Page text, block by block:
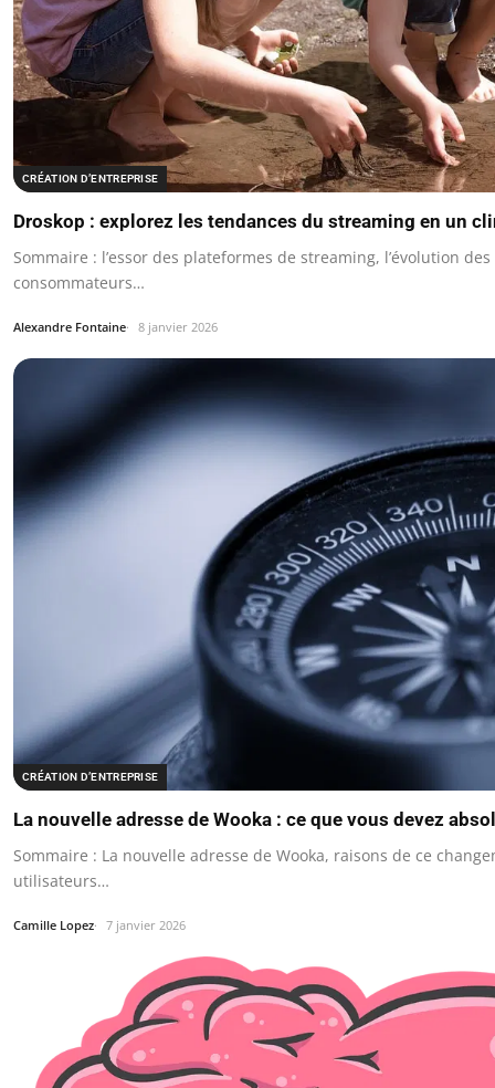
CRÉATION D’ENTREPRISE
Droskop : explorez les tendances du streaming en un
Sommaire : l’essor des plateformes de streaming, l’évolution
consommateurs…
Alexandre Fontaine 8 janvier 2026
CRÉATION D’ENTREPRISE
La nouvelle adresse de Wooka : ce que vous devez
Sommaire : La nouvelle adresse de Wooka, raisons de ce
utilisateurs…
Camille Lopez 7 janvier 2026